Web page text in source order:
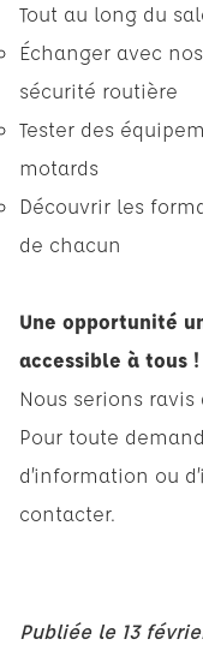
Tout au long du
Échanger avec
sécurité routière
Tester des
motards
Découvrir les
de chacun
Une opportunité
accessible à tous !
Nous serions ravis
Pour toute
d’information ou
contacter.
Publiée le 13